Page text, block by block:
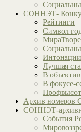
СОННЭТ-
Рейтинги
Символ
Интонации
Лучшая
В
В фокусе-
Архив
СОННЭТ-
События